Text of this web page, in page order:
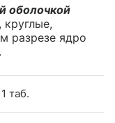
оболочкой
круглые,
разрезе ядро
1 таб.